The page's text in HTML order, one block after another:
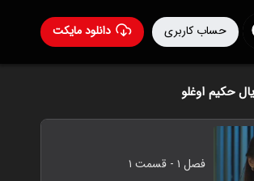
دانلود مایکت حساب کاربری
حکیم اوغلو
فصل ۱ - قسمت ۱